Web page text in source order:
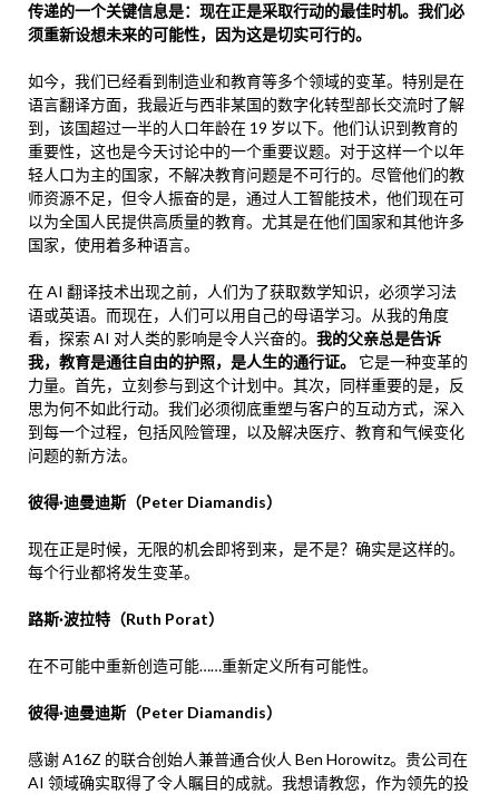
传递的一个关键信息是：现在正是采取行动的最佳时机。我们必
须重新设想未来的可能性，因为这是切实可行的。
如今，我们已经看到制造业和教育等多个领域的变革。特别是在
语言翻译方面，我最近与西非某国的数字化转型部长交流时了解
到，该国超过一半的人口年龄在 19 岁以下。他们认识到教育的
重要性，这也是今天讨论中的一个重要议题。对于这样一个以年
轻人口为主的国家，不解决教育问题是不可行的。尽管他们的教
师资源不足，但令人振奋的是，通过人工智能技术，他们现在可
以为全国人民提供高质量的教育。尤其是在他们国家和其他许多
国家，使用着多种语言。
在 AI 翻译技术出现之前，人们为了获取数学知识，必须学习法
语或英语。而现在，人们可以用自己的母语学习。从我的角度
看，探索 AI 对人类的影响是令人兴奋的。 我的父亲总是告诉
我，教育是通往自由的护照，是人生的通行证。
它是一种变革的
力量。首先，立刻参与到这个计划中。其次，同样重要的是，反
思为何不如此行动。我们必须彻底重塑与客户的互动方式，深入
到每一个过程，包括风险管理，以及解决医疗、教育和气候变化
问题的新方法。
彼得·迪曼迪斯（Peter Diamandis）
现在正是时候，无限的机会即将到来，是不是？确实是这样的。
每个行业都将发生变革。
路斯·波拉特（Ruth Porat）
在不可能中重新创造可能……重新定义所有可能性。
彼得·迪曼迪斯（Peter Diamandis）
感谢 A16Z 的联合创始人兼普通合伙人 Ben Horowitz。贵公司在
AI 领域确实取得了令人瞩目的成就。我想请教您，作为领先的投